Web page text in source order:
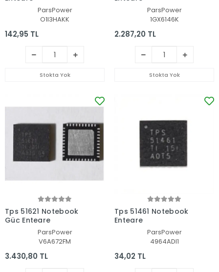
ParsPower
O1I3HAKK
142,95 TL
Stokta Yok
ParsPower
1GX6146K
2.287,20 TL
Stokta Yok
Tps 51621 Notebook
Güç Entegre
ParsPower
V6A672FM
3.430,80 TL
Tps 51461 Notebook
Entegre
ParsPower
4964ADI1
34,02 TL